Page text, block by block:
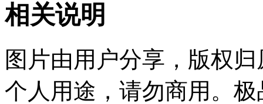
相关说明
图片由用户分享，版权
个人用途，请勿商用。